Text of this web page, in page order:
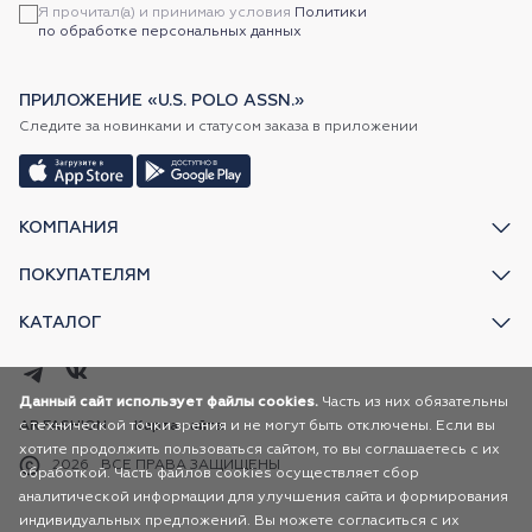
КОМПАНИЯ
ПОКУПАТЕЛЯМ
КАТАЛОГ
Я прочитал(а) и принимаю условия Политики
по обработке персональных данных
ПРИЛОЖЕНИЕ «U.S. POLO ASSN.»
Следите за новинками и статусом заказа в приложении
2026 ВСЕ ПРАВА ЗАЩИЩЕНЫ
AR FASHION Карта сайта
Данный сайт использует файлы cookies. Часть из них обязательны
с технической точки зрения и не могут быть отключены. Если вы
хотите продолжить пользоваться сайтом, то вы соглашаетесь с их
обработкой. Часть файлов cookies осуществляет сбор
аналитической информации для улучшения сайта и формирования
индивидуальных предложений. Вы можете согласиться с их